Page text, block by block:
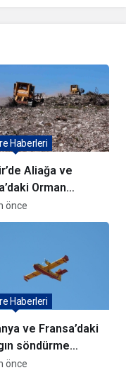
Aliağa ve
Orman
Devam
Haberleri
önce
ve Fransa’daki
söndürme
Türkiye’ye
Haberleri
önce